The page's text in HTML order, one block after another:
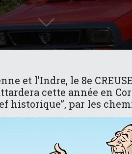
et l’Indre, le 8e
cette année en
historique’’, par les